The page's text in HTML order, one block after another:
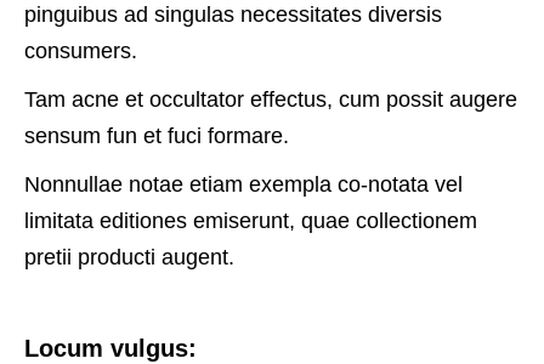
pinguibus ad singulas necessitates diversis
consumers.
Tam acne et occultator effectus, cum possit augere
sensum fun et fuci formare.
Nonnullae notae etiam exempla co-notata vel
limitata editiones emiserunt, quae collectionem
pretii producti augent.
Locum vulgus: